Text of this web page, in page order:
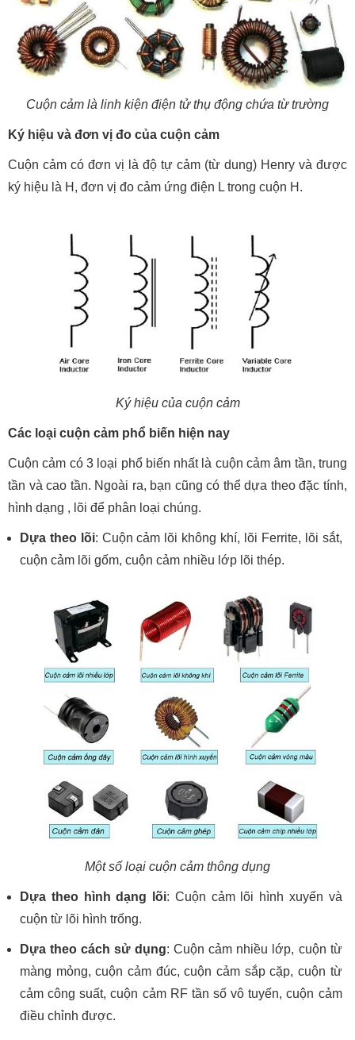
Cuộn cảm là linh kiện điện tử thụ động chứa từ trường
Ký hiệu và đơn vị đo của cuộn cảm
Cuộn cảm có đơn vị là độ tự cảm (từ dung) Henry và được
ký hiệu là H, đơn vị đo cảm ứng điện L trong cuộn H.
Ký hiệu của cuộn cảm
Các loại cuộn cảm phổ biến hiện nay
Cuộn cảm có 3 loại phổ biến nhất là cuộn cảm âm tần, trung
tần và cao tần. Ngoài ra, bạn cũng có thể dựa theo đặc tính,
hình dạng , lõi để phân loại chúng.
Dựa theo lõi: Cuộn cảm lõi không khí, lõi Ferrite, lõi sắt,
cuộn cảm lõi gốm, cuộn cảm nhiều lớp lõi thép.
Một số loại cuộn cảm thông dụng
Dựa theo hình dạng lõi: Cuộn cảm lõi hình xuyến và
cuộn từ lõi hình trống.
Dựa theo cách sử dụng: Cuộn cảm nhiều lớp, cuộn từ
màng mỏng, cuộn cảm đúc, cuộn cảm sắp cặp, cuộn từ
cảm công suất, cuộn cảm RF tần số vô tuyến, cuộn cảm
điều chỉnh được.